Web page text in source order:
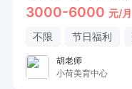
3000-6000 元/月
不限 节日福利
胡老师
小荷美育中心